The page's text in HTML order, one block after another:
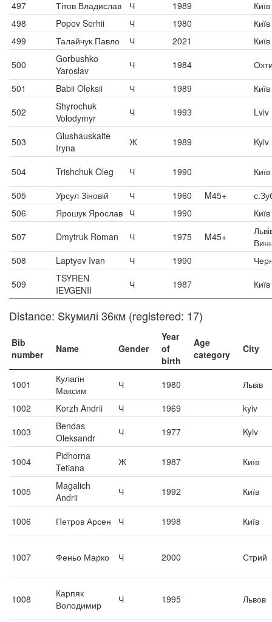
497 Тітов Владислав Ч 1989
Київ
498
Popov Serhii Ч 1980
Київ
499
Талайчук Павло Ч 2021
Київ
500
Gorbushko
Yaroslav
Ч 1984
501
Babii Oleksii Ч 1989
Київ
502
Shyrochuk
Volodymyr
Ч 1993 Lviv
503
Glushauskaite
Iryna
Ж 1989 Kyiv
504 Trishchuk Oleg Ч 1990
Київ
505
Урсул Зіновій Ч 1960 M45+
506
Ярошук Ярослав Ч 1990
Київ
507
Dmytruk Roman Ч 1975 M45+
508
Laptyev Ivan Ч 1990
509
TSYREN
IEVGENII
Ч 1987 Київ
Distance: Skyмилі 36км (registered: 17)
Bib
number
Name Gender
Year
of
birth
Age
category
City
1001
Кулагін
Максим
Ч 1980
Львів
1002
Korzh Andrii Ч 1969
kyiv
1003
Bendas
Oleksandr
Ч 1977 Kyiv
1004
Pidhorna
Tetiana
Ж 1987 Київ
1005
Magalich
Andrii
Ч 1992 Київ
1006 Петров Арсен Ч 1998 Київ
1007 Феньо Марко Ч 2000 Стрий
1008
Карпяк
Володимир
Ч 1995 Львов